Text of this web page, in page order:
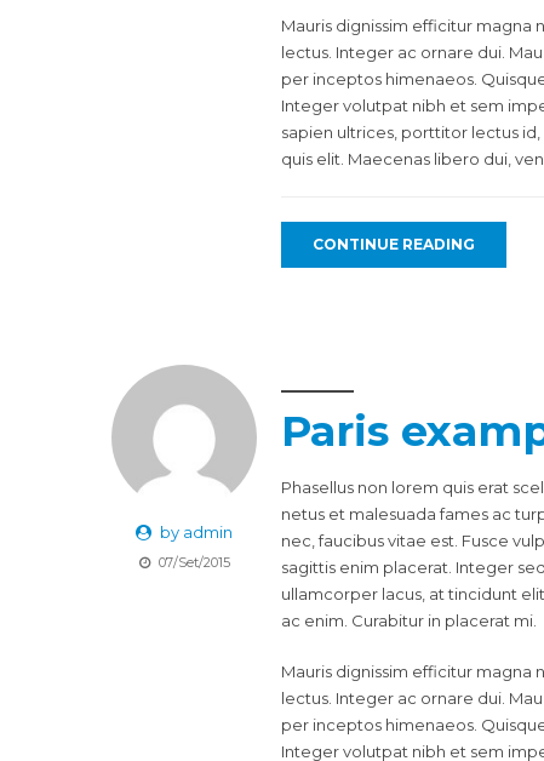
Mauris dignissim efficitur magna
lectus. Integer ac ornare dui.
per inceptos himenaeos.
Integer volutpat nibh et sem
sapien ultrices, porttitor lectus
quis elit. Maecenas libero dui,
CONTINUE READING
by admin
07/Set/2015
Paris
Phasellus non lorem quis erat
netus et malesuada fames ac
nec, faucibus vitae est. Fusce
sagittis enim placerat. Integer
ullamcorper lacus, at tincidunt
ac enim. Curabitur in placerat mi.
Mauris dignissim efficitur magna
lectus. Integer ac ornare dui.
per inceptos himenaeos.
Integer volutpat nibh et sem